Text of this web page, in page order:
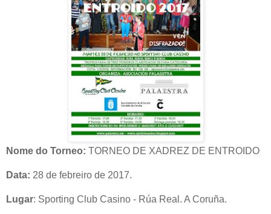
Nome do Torneo: TORNEO DE XADREZ DE ENTROIDO
Data: 28 de febreiro de 2017.
Lugar: Sporting Club Casino - Rúa Real. A Coruña.